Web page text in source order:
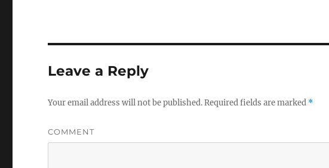
Leave a Reply
Your email address will not be published.Required fields are marked *
COMMENT